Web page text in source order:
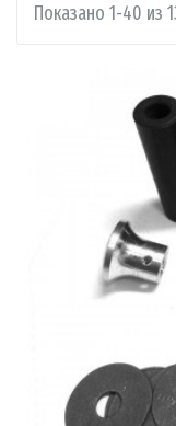
Показано 1-40 из